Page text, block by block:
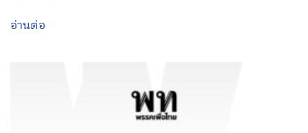
อ่านต่อ